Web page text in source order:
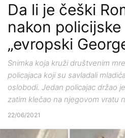
Da li je češki
nakon
„evropski
Snimka koja kruži društvenim
policajaca koji su savladali
oslobodi. Jedan policajac držao
zatim klečao na njegovom vratu
22/06/2021